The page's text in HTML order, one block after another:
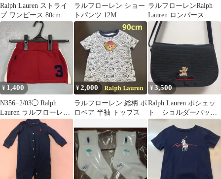
Ralph Lauren ストライ
プ ワンピース 80cm
ラルフローレン ショー
トパンツ 12M
ラルフローレンRalph
Lauren ロンパース
70cm ホワイト
¥ 1,400
N356−2/03◯ Ralph
Lauren ラルフローレン
スカート 3T
¥2,000
ラルフローレン 総柄 ポ
ロベア 半袖 トップス
¥3,500
Ralph Lauren ポシェッ
ト ショルダーバッ
グ ベア刺繍 ネイビ
ー 紺色